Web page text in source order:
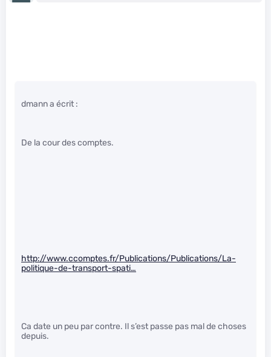
dmann a écrit :
De la cour des comptes.
http://www.ccomptes.fr/Publications/Publications/La-
politique-de-transport-spati…
Ca date un peu par contre. Il s’est passe pas mal de choses
depuis.